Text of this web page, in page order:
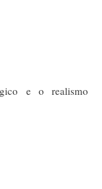
e o realismo